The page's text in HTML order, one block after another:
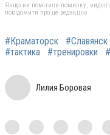
Якщо ви помітили помилку,
повідомити про це редакцію
#Краматорск #Славянск
#тактика
#тренировки
Лилия Боровая